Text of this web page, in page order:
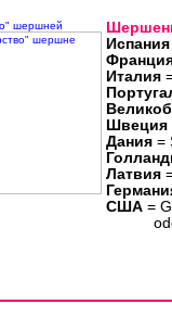
шершней
Испания
Италия
Швеция
Дания =
Латвия
США =
oder